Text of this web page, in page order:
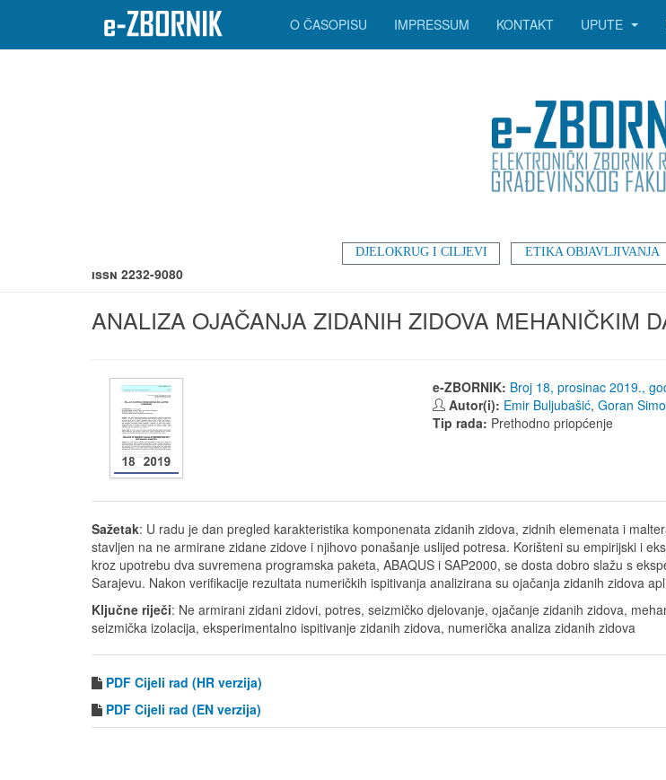
DJELOKRUG I CILJEVI ETIKA OBJAVLJIVANJA
O ČASOPISU IMPRESSUM KONTAKT UPUTE
ISSN 2232-9080
ANALIZA OJAČANJA ZIDANIH ZIDOVA MEHANIČKIM
e-ZBORNIK: Broj 18, prosinac 2019.,
Autor(i): Emir Buljubašić, Goran
Tip rada: Prethodno priopćenje
Sažetak: U radu je dan pregled karakteristika komponenata zidanih zidova, zidnih elemenata i
stavljen na ne armirane zidane zidove i njihovo ponašanje uslijed potresa. Korišteni su empirijski i
kroz upotrebu dva suvremena programska paketa, ABAQUS i SAP2000, se dosta dobro slažu s
Sarajevu. Nakon verifikacije rezultata numeričkih ispitivanja analizirana su ojačanja zidanih zidova
Ključne riječi: Ne armirani zidani zidovi, potres, seizmičko djelovanje, ojačanje zidanih zidova,
seizmička izolacija, eksperimentalno ispitivanje zidanih zidova, numerička analiza zidanih zidova
PDF Cijeli rad (HR verzija)
PDF Cijeli rad (EN verzija)